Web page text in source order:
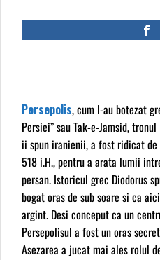
Persepolis, cum l-au botezat
Persiei” sau Tak-e-Jamsid,
ii spun iranienii, a fost ridicat
518 i.H., pentru a arata lumii
persan. Istoricul grec Diodorus
bogat oras de sub soare si ca
argint. Desi conceput ca un
Persepolisul a fost un oras
Asezarea a jucat mai ales rolul